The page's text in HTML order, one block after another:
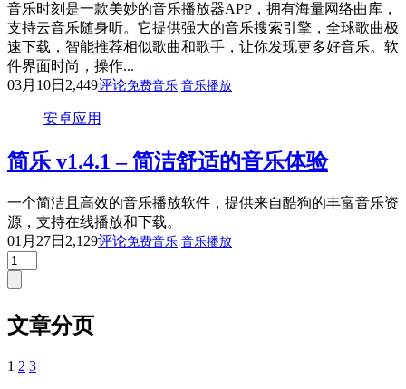
音乐时刻是一款美妙的音乐播放器APP，拥有海量网络曲库，
支持云音乐随身听。它提供强大的音乐搜索引擎，全球歌曲极
速下载，智能推荐相似歌曲和歌手，让你发现更多好音乐。软
件界面时尚，操作...
03月10日 2,449评论免费音乐 音乐播放
安卓应用
简乐 v1.4.1 – 简洁舒适的音乐体验
一个简洁且高效的音乐播放软件，提供来自酷狗的丰富音乐资
源，支持在线播放和下载。
01月27日 2,129评论免费音乐 音乐播放
文章分页
1 2 3